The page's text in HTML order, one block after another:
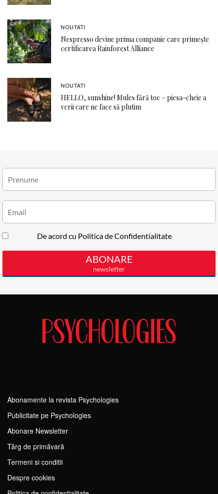
NOUTATI
Nespresso devine prima companie care primește
certificarea Rainforest Alliance
NOUTATI
HELLO, sunshine! Mules fără toc – piesa-cheie a
verii care ne face să plutim
Abonamente la revista Psychologies
Publicitate pe Psychologies
Abonare Newsletter
Tărg de primăvară
Termeni si conditii
Despre cookies